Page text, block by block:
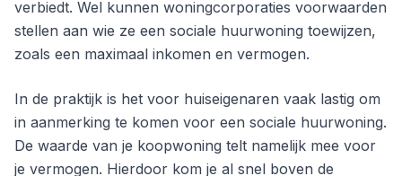
verbiedt. Wel kunnen woningcorporaties voorwaarden
stellen aan wie ze een sociale huurwoning toewijzen,
zoals een maximaal inkomen en vermogen.
In de praktijk is het voor huiseigenaren vaak lastig om
in aanmerking te komen voor een sociale huurwoning.
De waarde van je koopwoning telt namelijk mee voor
je vermogen. Hierdoor kom je al snel boven de